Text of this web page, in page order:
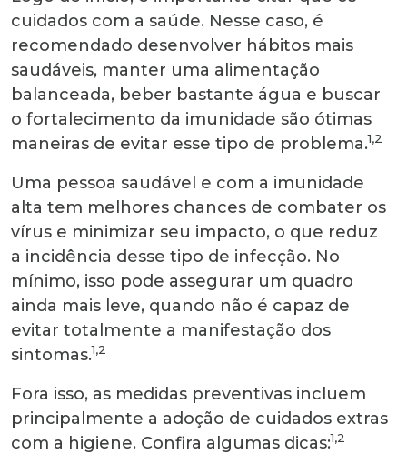
cuidados com a saúde. Nesse caso, é
recomendado desenvolver hábitos mais
saudáveis, manter uma alimentação
balanceada, beber bastante água e buscar
o fortalecimento da imunidade são ótimas
maneiras de evitar esse tipo de problema.1,2
Uma pessoa saudável e com a imunidade
alta tem melhores chances de combater os
vírus e minimizar seu impacto, o que reduz
a incidência desse tipo de infecção. No
mínimo, isso pode assegurar um quadro
ainda mais leve, quando não é capaz de
evitar totalmente a manifestação dos
sintomas.1,2
Fora isso, as medidas preventivas incluem
principalmente a adoção de cuidados extras
com a higiene. Confira algumas dicas:1,2